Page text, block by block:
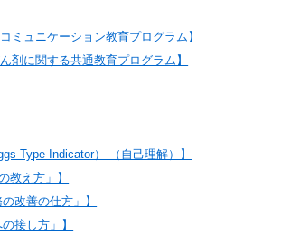
ミュニケーション教育プログラム】
剤に関する共通教育プログラム】
Type Indicator） （自己理解）】
教え方」】
改善の仕方」】
接し方」】